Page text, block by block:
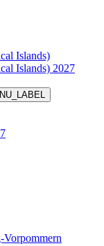
Islands)
Islands) 2027
Vorpommern